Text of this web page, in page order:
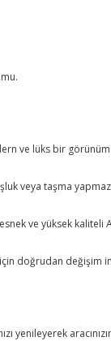
ve lüks bir görünüm
veya taşma
esnek ve yüksek
doğrudan değişim
yenileyerek